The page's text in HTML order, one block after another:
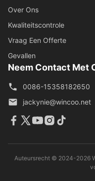
Over Ons
Kwaliteitscontrole
Vraag Een Offerte
Gevallen
Neem Contact Met
0086-15358182650
jackynie@wincoo.net
Auteursrecht © 2024-2026